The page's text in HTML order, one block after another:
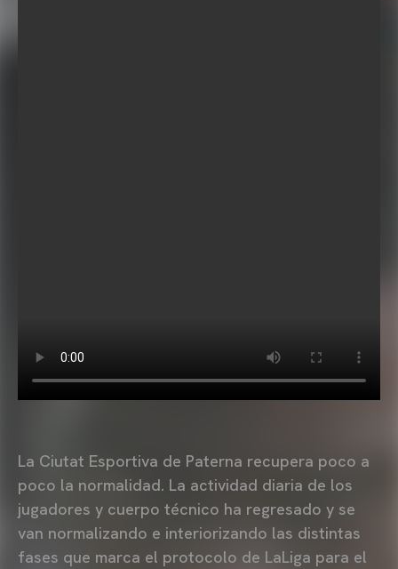
La Ciutat Esportiva de Paterna recupera poco a
poco la normalidad. La actividad diaria de los
jugadores y cuerpo técnico ha regresado y se
van normalizando e interiorizando las distintas
fases que marca el protocolo de LaLiga para el